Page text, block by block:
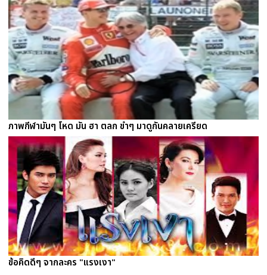
ภาพกีฬามันๆ โหด มัน ฮา ตลก ขำๆ มาดูกันคลายเครียด
ข้อคิดดีๆ จากละคร "แรงเงา"